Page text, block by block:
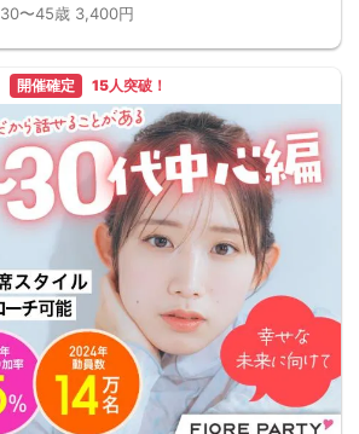
30〜45歳 3,400円
開催確定 15人突破！